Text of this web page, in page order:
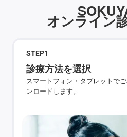
オンライン
STEP1
診療方法を選択
スマートフォン・タブレットで
ンロードします。